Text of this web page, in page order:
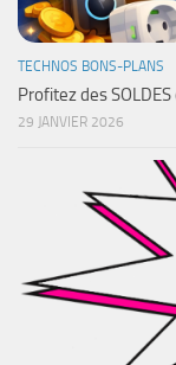
TECHNOS BONS-PLANS
Profitez des
29 JANVIER 2026